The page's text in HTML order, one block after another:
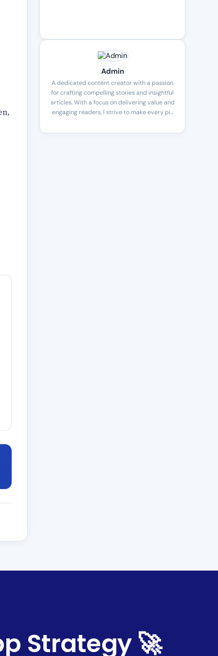
Admin
A dedicated content creator with a passion
for crafting compelling stories and insightful
articles. With a focus on delivering value and
engaging readers, I strive to make every pi...
Strategy 🚀